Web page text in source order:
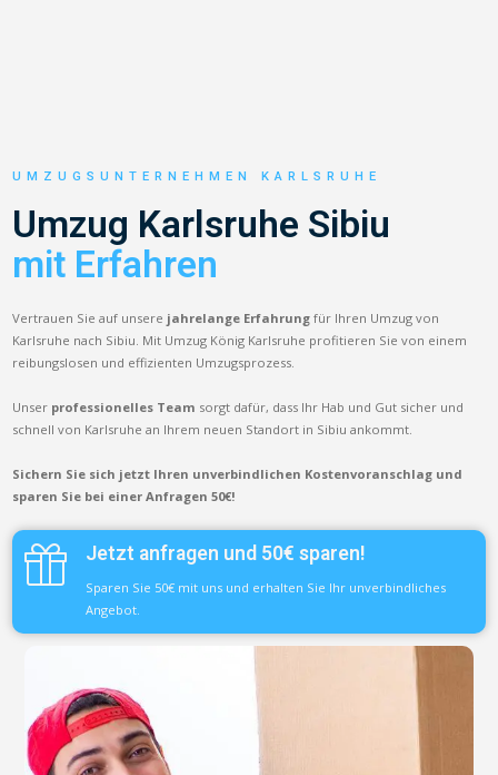
UMZUGSUNTERNEHMEN KARLSRUHE
Umzug Karlsruhe Sibiu
mit Erfahren
Vertrauen Sie auf unsere jahrelange Erfahrung für Ihren Umzug von
Karlsruhe nach Sibiu. Mit Umzug König Karlsruhe profitieren Sie von einem
reibungslosen und effizienten Umzugsprozess.
Unser professionelles Team sorgt dafür, dass Ihr Hab und Gut sicher und
schnell von Karlsruhe an Ihrem neuen Standort in Sibiu ankommt.
Sichern Sie sich jetzt Ihren unverbindlichen Kostenvoranschlag und
sparen Sie bei einer Anfragen 50€!
Jetzt anfragen und 50€ sparen!
Sparen Sie 50€ mit uns und erhalten Sie Ihr unverbindliches
Angebot.